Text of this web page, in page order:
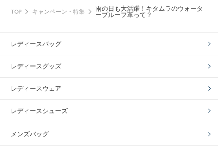
TOP キャンペーン・特集
雨の日も大活躍！キタムラのウォータ
ープルーフ革って？
レディースバッグ
レディースグッズ
レディースウェア
レディースシューズ
メンズバッグ